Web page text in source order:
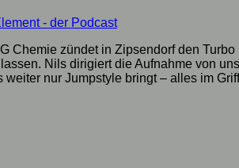
- der Podcast
Chemie zündet in Zipsendorf den
Nils dirigiert die Aufnahme von
nur Jumpstyle bringt – alles im